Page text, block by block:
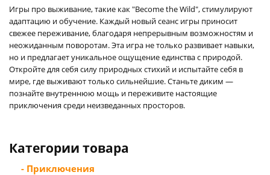
Игры про выживание, такие как "Become the Wild", стимулируют
адаптацию и обучение. Каждый новый сеанс игры приносит
свежее переживание, благодаря непрерывным возможностям и
неожиданным поворотам. Эта игра не только развивает навыки,
но и предлагает уникальное ощущение единства с природой.
Откройте для себя силу природных стихий и испытайте себя в
мире, где выживают только сильнейшие. Станьте диким —
познайте внутреннюю мощь и переживите настоящие
приключения среди неизведанных просторов.
Категории товара
- Приключения